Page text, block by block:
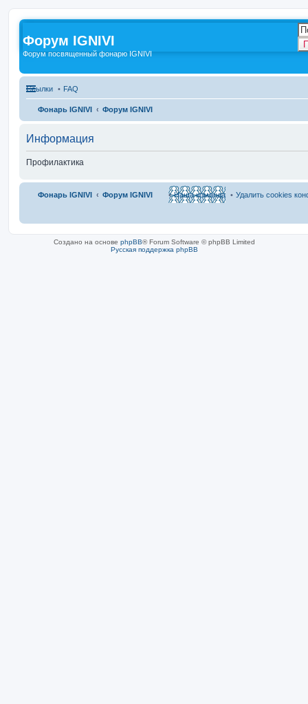
Форум IGNIVI
Форум посвященный фонарю IGNIVI
Ссылки FAQ
Фонарь IGNIVI Форум IGNIVI
Информация
Профилактика
Фонарь IGNIVI Форум IGNIVI Удалить cookies
Наша команда
Создано на основе phpBB® Forum Software © phpBB Limited
Русская поддержка phpBB